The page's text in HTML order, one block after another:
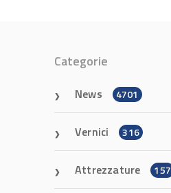
Categorie
News 4701
Vernici 316
Attrezzature 157